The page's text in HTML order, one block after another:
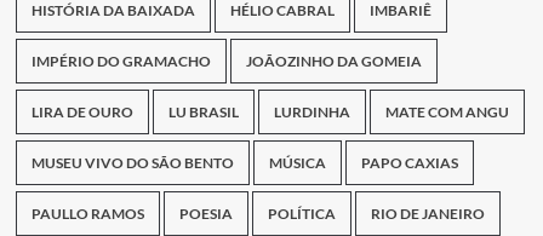
HISTÓRIA DA BAIXADA HÉLIO CABRAL IMBARIÊ
IMPÉRIO DO GRAMACHO JOÃOZINHO DA GOMEIA
LIRA DE OURO LU BRASIL LURDINHA MATE COM ANGU
MUSEU VIVO DO SÃO BENTO MÚSICA PAPO CAXIAS
PAULLO RAMOS POESIA POLÍTICA RIO DE JANEIRO